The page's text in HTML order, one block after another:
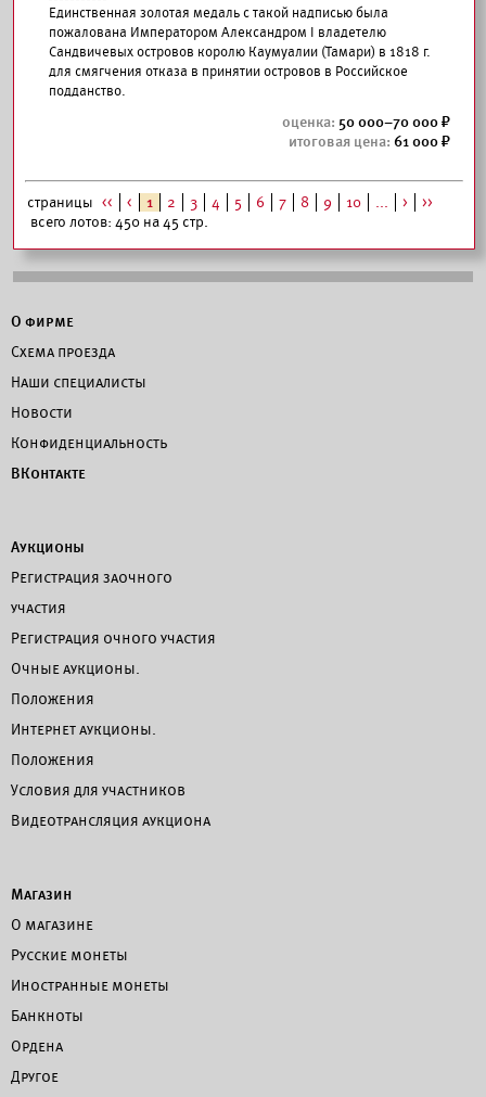
Единственная золотая медаль с такой надписью была
пожалована Императором Александром I владетелю
Сандвичевых островов королю Каумуалии (Тамари) в 1818 г.
для смягчения отказа в принятии островов в Российское
подданство.
50 000–70 000
61 000
страницы << < 1 2 3 4 5 6 7 8 9 10 ... >
>>
всего лотов: 450 на 45 стр.
О фирме
Схема проезда
Наши специалисты
Новости
Конфиденциальность
ВКонтакте
Аукционы
Регистрация заочного
участия
Регистрация очного участия
Очные аукционы.
Положения
Интернет аукционы.
Положения
Условия для участников
Видеотрансляция аукциона
Магазин
О магазине
Русские монеты
Иностранные монеты
Банкноты
Ордена
Другое